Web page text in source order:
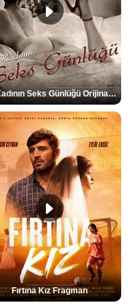
Bir Kadının Seks Günlüğü Orijinal Fragman
Fırtına Kız Fragman